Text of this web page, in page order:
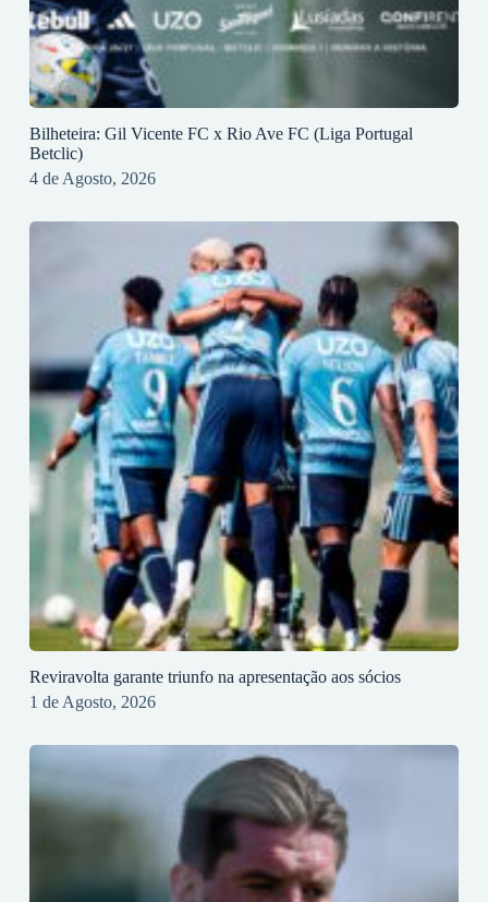
Bilheteira: Gil Vicente FC x Rio Ave FC (Liga Portugal
Betclic)
4 de Agosto, 2026
Reviravolta garante triunfo na apresentação aos sócios
1 de Agosto, 2026